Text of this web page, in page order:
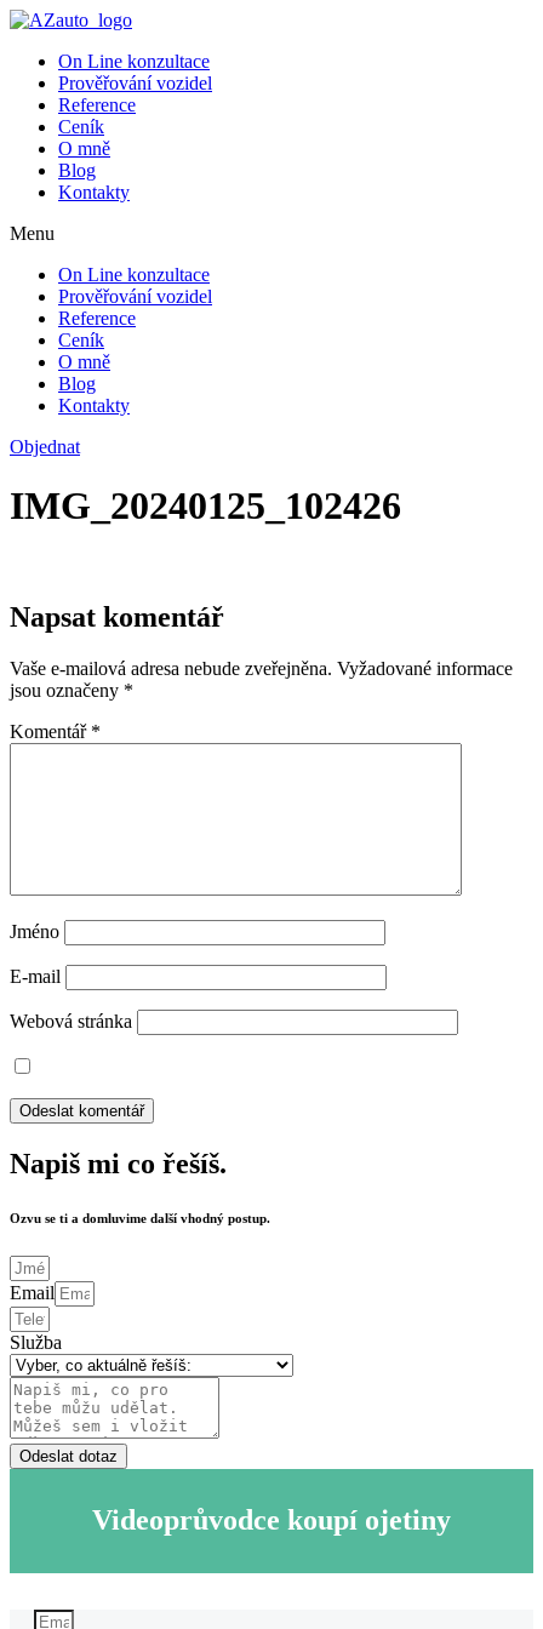
On Line konzultace
Prověřování vozidel
Reference
Ceník
O mně
Blog
Kontakty
Menu
On Line konzultace
Prověřování vozidel
Reference
Ceník
O mně
Blog
Kontakty
Objednat
IMG_20240125_102426
Napsat komentář
Vaše e-mailová adresa nebude zveřejněna. Vyžadované informace
jsou označeny *
Komentář *
Jméno
E-mail
Webová stránka
Napiš mi co řešíš.
Ozvu se ti a domluvime další vhodný postup.
Email
Služba
Odeslat dotaz
Videoprůvodce koupí ojetiny